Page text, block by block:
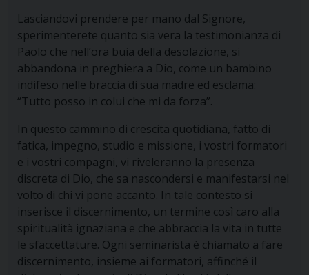
Lasciandovi prendere per mano dal Signore,
sperimenterete quanto sia vera la testimonianza di
Paolo che nell’ora buia della desolazione, si
abbandona in preghiera a Dio, come un bambino
indifeso nelle braccia di sua madre ed esclama:
“Tutto posso in colui che mi da forza”.
In questo cammino di crescita quotidiana, fatto di
fatica, impegno, studio e missione, i vostri formatori
e i vostri compagni, vi riveleranno la presenza
discreta di Dio, che sa nascondersi e manifestarsi nel
volto di chi vi pone accanto. In tale contesto si
inserisce il discernimento, un termine così caro alla
spiritualità ignaziana e che abbraccia la vita in tutte
le sfaccettature. Ogni seminarista è chiamato a fare
discernimento, insieme ai formatori, affinché il